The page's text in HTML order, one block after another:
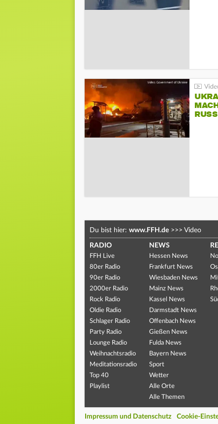
Du bist hier: www.FFH.de >>> Video
RADIO
FFH Live
80er Radio
90er Radio
2000er Radio
Rock Radio
Oldie Radio
Schlager Radio
Party Radio
Lounge Radio
Weihnachtsradio
Meditationsradio
Top 40
Playlist
NEWS
Hessen News
Frankfurt News
Wiesbaden News
Mainz News
Kassel News
Darmstadt News
Offenbach News
Gießen News
Fulda News
Bayern News
Sport
Wetter
Alle Orte
Alle Themen
Impressum und Datenschutz Cookie-